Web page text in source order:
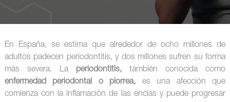
En España, se estima que alrededor de ocho millones de
adultos padecen periodontitis, y dos millones sufren su forma
más severa. La
periodontitis, también conocida como
enfermedad periodontal o piorrea, es una afección que
comienza con la inflamación de las encías y puede progresar